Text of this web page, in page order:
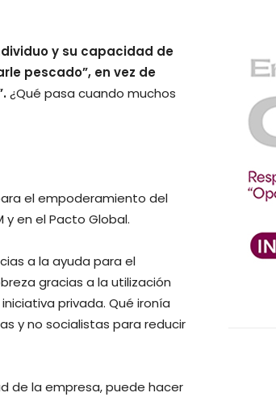
y su capacidad de
pescado”, en vez de
¿Qué pasa cuando muchos
el empoderamiento del
en el Pacto Global.
a la ayuda para el
gracias a la utilización
privada. Qué ironía
y no socialistas para reducir
de la empresa, puede hacer